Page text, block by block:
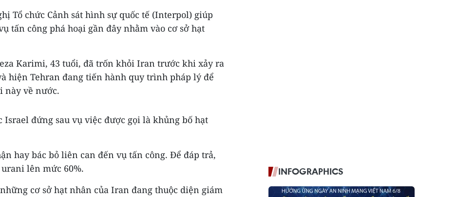
Tổ chức Cảnh sát hình sự quốc tế (Interpol) giúp
tấn công phá hoại gần đây nhằm vào cơ sở hạt
Karimi, 43 tuổi, đã trốn khỏi Iran trước khi xảy ra
hiện Tehran đang tiến hành quy trình pháp lý để
này về nước.
Israel đứng sau vụ việc được gọi là khủng bố hạt
hay bác bỏ liên can đến vụ tấn công. Để đáp trả,
lên mức 60%.
cơ sở hạt nhân của Iran đang thuộc diện giám
INFOGRAPHICS